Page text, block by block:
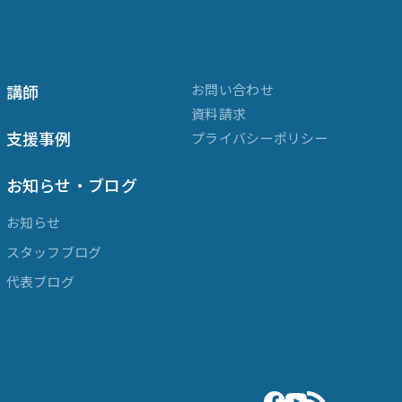
講師
支援事例
お知らせ・ブログ
お知らせ
スタッフブログ
代表ブログ
お問い合わせ
資料請求
プライバシーポリシー